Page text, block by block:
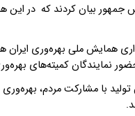
جمهور بیان کردند که در
همایش ملی بهره‌وری
نمایندگان کمیته‌های
با مشارکت مردم،
.